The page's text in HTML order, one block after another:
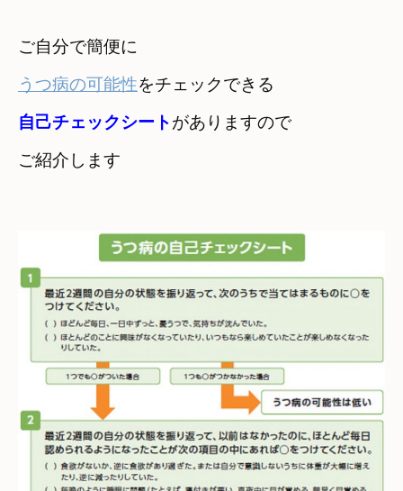
うつ病の可能性
自己チェックシートがありますので
ご紹介します